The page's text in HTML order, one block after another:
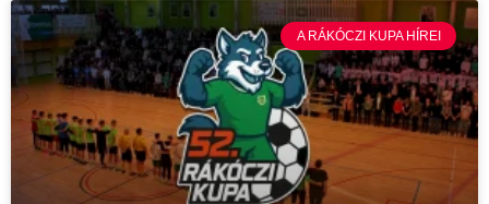
A RÁKÓCZI KUPA HÍREI